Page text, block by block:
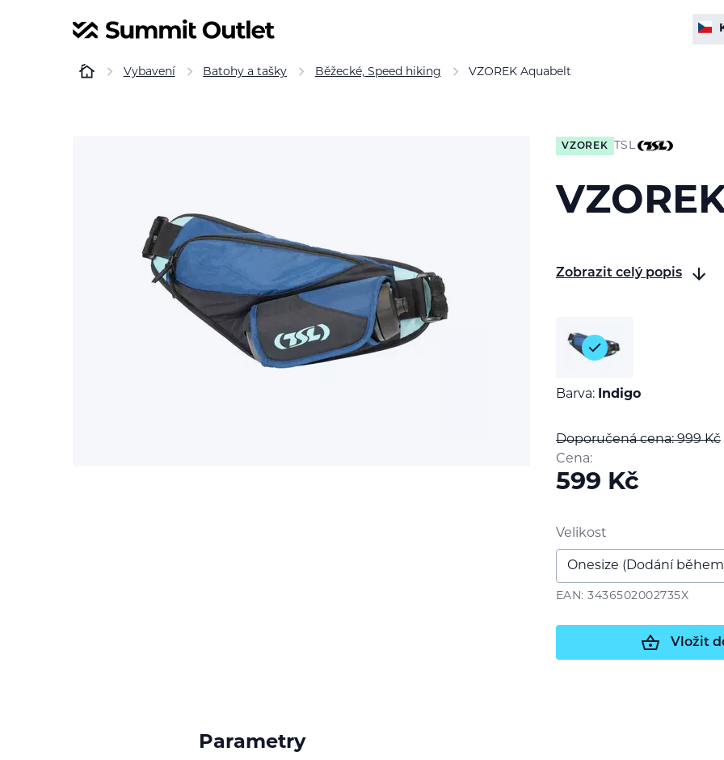
Vybavení Batohy a tašky Běžecké, Speed hiking VZOREK Aquabelt
VZOREK TSL
Zobrazit celý popis
Barva: Indigo
Doporučená cena: 999Kč
Cena:
599 Kč
Velikost
EAN: 3436502002735X
Vložit
Parametry